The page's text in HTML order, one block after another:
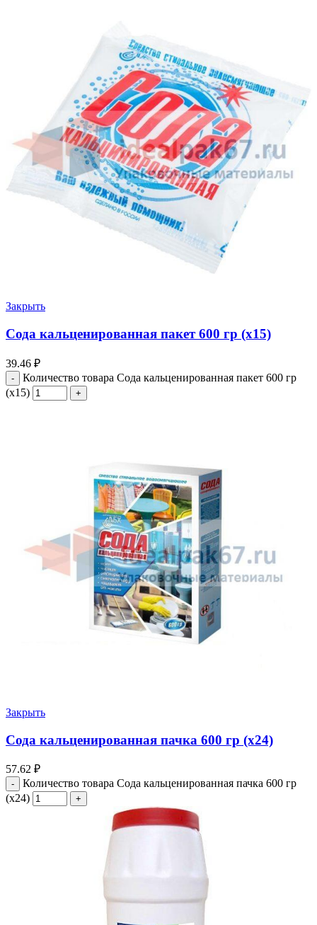
Закрыть
Сода кальценированная пакет 600 гр (х15)
39.46 ₽
Количество товара Сода кальценированная пакет 600 гр
(х15)
Закрыть
Сода кальценированная пачка 600 гр (х24)
57.62 ₽
Количество товара Сода кальценированная пачка 600 гр
(х24)